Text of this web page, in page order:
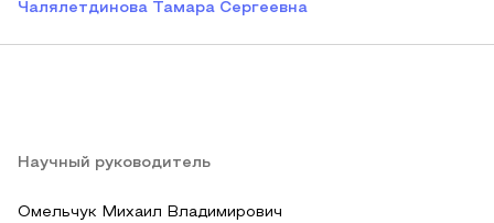
Чалялетдинова Тамара Сергеевна
Научный руководитель
Омельчук Михаил Владимирович